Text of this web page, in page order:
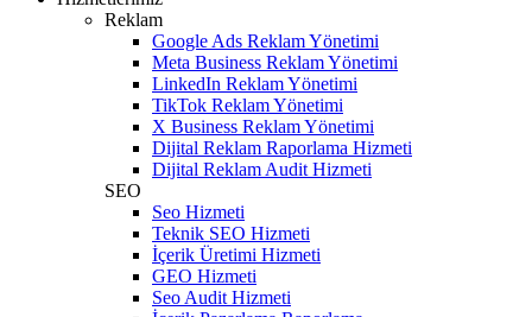
Reklam
Google Ads Reklam Yönetimi
Meta Business Reklam Yönetimi
LinkedIn Reklam Yönetimi
TikTok Reklam Yönetimi
X Business Reklam Yönetimi
Dijital Reklam Raporlama Hizmeti
Dijital Reklam Audit Hizmeti
SEO
Seo Hizmeti
Teknik SEO Hizmeti
İçerik Üretimi Hizmeti
GEO Hizmeti
Seo Audit Hizmeti